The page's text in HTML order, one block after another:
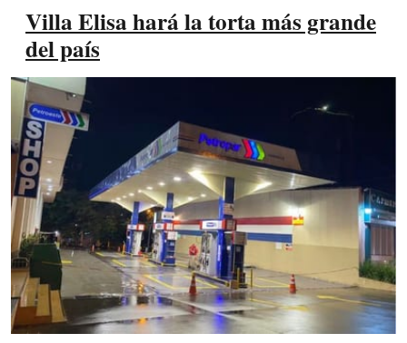
Villa Elisa hará la torta más grande
del país